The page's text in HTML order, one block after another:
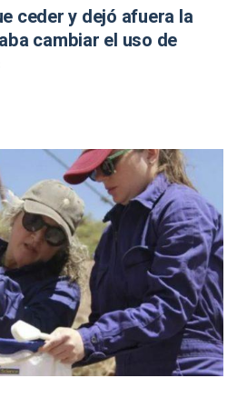
ceder y dejó afuera la
cambiar el uso de